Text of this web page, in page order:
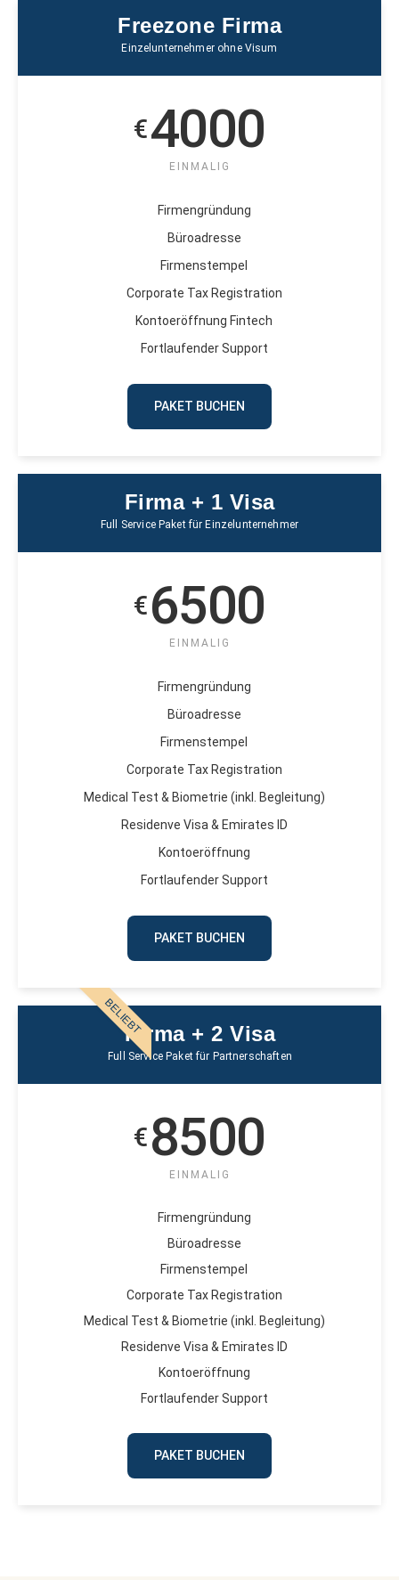
Freezone Firma
Einzelunternehmer ohne Visum
€4000
EINMALIG
Firmengründung
Büroadresse
Firmenstempel
Corporate Tax Registration
Kontoeröffnung Fintech
Fortlaufender Support
PAKET BUCHEN
Firma + 1 Visa
Full Service Paket für Einzelunternehmer
€6500
EINMALIG
Firmengründung
Büroadresse
Firmenstempel
Corporate Tax Registration
Medical Test & Biometrie (inkl. Begleitung)
Residenve Visa & Emirates ID
Kontoeröffnung
Fortlaufender Support
PAKET BUCHEN
BELIEBTFirma + 2 Visa
Full Service Paket für Partnerschaften
€8500
EINMALIG
Firmengründung
Büroadresse
Firmenstempel
Corporate Tax Registration
Medical Test & Biometrie (inkl. Begleitung)
Residenve Visa & Emirates ID
Kontoeröffnung
Fortlaufender Support
PAKET BUCHEN